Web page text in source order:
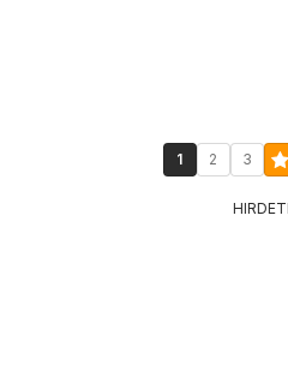
1 2 3